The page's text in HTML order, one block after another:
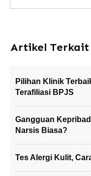
Artikel Terkait
Pilihan Klinik
Terafiliasi BPJS
Gangguan
Narsis Biasa?
Tes Alergi Kulit,